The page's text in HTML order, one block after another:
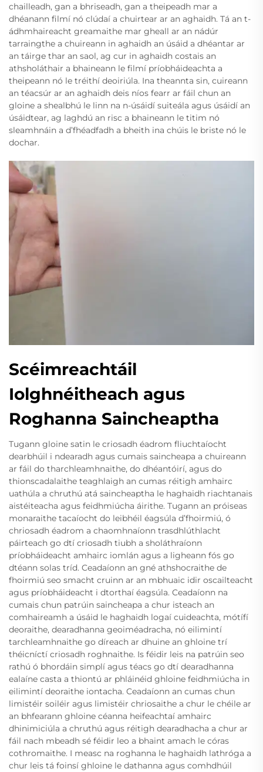
chailleadh, gan a bhriseadh, gan a theipeadh mar a
dhéanann filmí nó clúdaí a chuirtear ar an aghaidh. Tá an t-
ádhmhaireacht greamaithe mar gheall ar an nádúr
tarraingthe a chuireann in aghaidh an úsáid a dhéantar ar
an táirge thar an saol, ag cur in aghaidh costais an
athsholáthair a bhaineann le filmí príobháideachta a
theipeann nó le tréithí deoiriúla. Ina theannta sin, cuireann
an téacsúr ar an aghaidh deis níos fearr ar fáil chun an
gloine a shealbhú le linn na n-úsáidí suiteála agus úsáidí an
úsáidtear, ag laghdú an risc a bhaineann le titim nó
sleamhnáin a d’fhéadfadh a bheith ina chúis le briste nó le
dochar.
Scéimreachtáil
Iolghnéitheach agus
Roghanna Saincheaptha
Tugann gloine satin le criosadh éadrom fliuchtaíocht
dearbhúil i ndearadh agus cumais saincheapa a chuireann
ar fáil do tharchleamhnaithe, do dhéantóirí, agus do
thionscadalaithe teaghlaigh an cumas réitigh amhairc
uathúla a chruthú atá saincheaptha le haghaidh riachtanais
aistéiteacha agus feidhmiúcha áirithe. Tugann an próiseas
monaraithe tacaíocht do leibhéil éagsúla d’fhoirmiú, ó
chriosadh éadrom a chaomhnaíonn trasdhlúthlacht
páirteach go dtí criosadh tiubh a sholáthraíonn
príobháideacht amhairc iomlán agus a ligheann fós go
dtéann solas tríd. Ceadaíonn an gné athshocraithe de
fhoirmiú seo smacht cruinn ar an mbhuaic idir oscailteacht
agus príobháideacht i dtorthaí éagsúla. Ceadaíonn na
cumais chun patrúin saincheapa a chur isteach an
comhaireamh a úsáid le haghaidh logaí cuideachta, mótífí
deoraithe, dearadhanna geoiméadracha, nó eilimintí
tarchleamhnaithe go díreach ar dhuine an ghloine trí
théicníctí criosadh roghnaithe. Is féidir leis na patrúin seo
rathú ó bhordáin simplí agus téacs go dtí dearadhanna
ealaíne casta a thiontú ar phláinéid ghloine feidhmiúcha in
eilimintí deoraithe iontacha. Ceadaíonn an cumas chun
limistéir soiléir agus limistéir chriosaithe a chur le chéile ar
an bhfearann ghloine céanna heifeachtaí amhairc
dhinimiciúla a chruthú agus réitigh dearadhacha a chur ar
fáil nach mbeadh sé féidir leo a bhaint amach le córas
cothromaithe. I measc na roghanna le haghaidh lathróga a
chur leis tá foinsí ghloine le dathanna agus comhdhúil